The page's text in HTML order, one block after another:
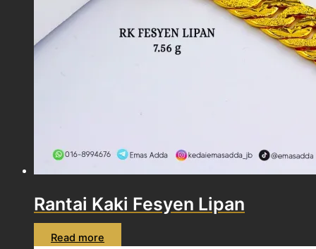
Rantai Kaki Fesyen Lipan
Read more